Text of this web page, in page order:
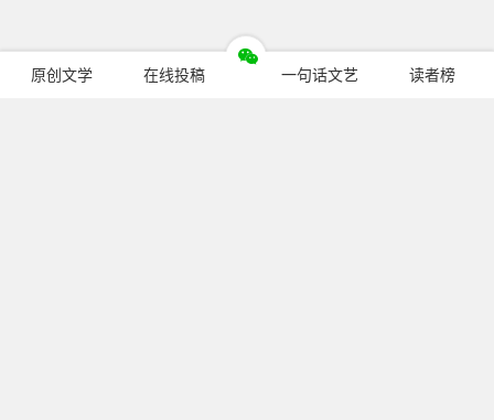
原创文学 在线投稿 一句话文艺 读者榜